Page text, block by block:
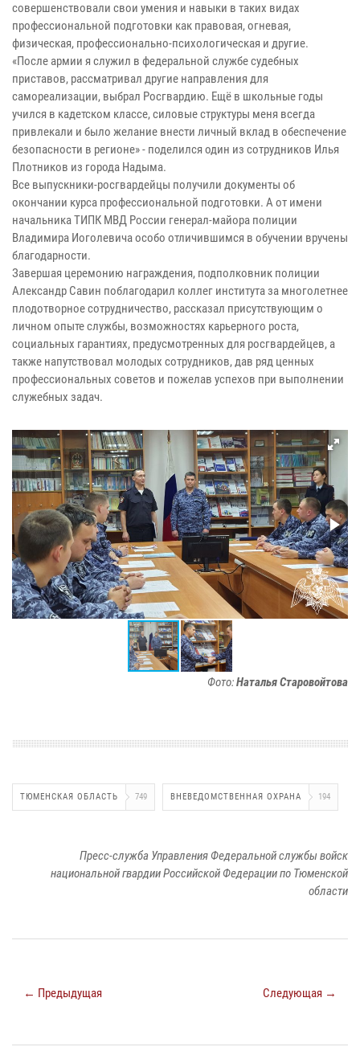
совершенствовали свои умения и навыки в таких видах
профессиональной подготовки как правовая, огневая,
физическая, профессионально-психологическая и другие.
«После армии я служил в федеральной службе судебных
приставов, рассматривал другие направления для
самореализации, выбрал Росгвардию. Ещё в школьные годы
учился в кадетском классе, силовые структуры меня всегда
привлекали и было желание внести личный вклад в обеспечение
безопасности в регионе» - поделился один из сотрудников Илья
Плотников из города Надыма.
Все выпускники-росгвардейцы получили документы об
окончании курса профессиональной подготовки. А от имени
начальника ТИПК МВД России генерал-майора полиции
Владимира Иоголевича особо отличившимся в обучении вручены
благодарности.
Завершая церемонию награждения, подполковник полиции
Александр Савин поблагодарил коллег института за многолетнее
плодотворное сотрудничество, рассказал присутствующим о
личном опыте службы, возможностях карьерного роста,
социальных гарантиях, предусмотренных для росгвардейцев, а
также напутствовал молодых сотрудников, дав ряд ценных
профессиональных советов и пожелав успехов при выполнении
служебных задач.
Фото:Наталья Старовойтова
ТЮМЕНСКАЯ ОБЛАСТЬ 749 ВНЕВЕДОМСТВЕННАЯ ОХРАНА 194
Пресс-служба Управления Федеральной службы войск
национальной гвардии Российской Федерации по Тюменской
области
← Предыдущая Следующая →